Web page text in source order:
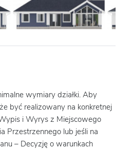
wymiary działki. Aby
być realizowany na konkretnej
i Wyrys z Miejscowego
Przestrzennego lub jeśli na
– Decyzję o warunkach